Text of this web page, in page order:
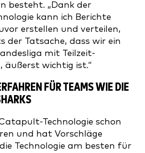
besteht. „Dank der
kann ich Berichte
erstellen und verteilen,
der Tatsache, dass wir ein
mit Teilzeit-
äußerst wichtig ist.“
FÜR TEAMS WIE DIE
Technologie schon
und hat Vorschläge
Technologie am besten für